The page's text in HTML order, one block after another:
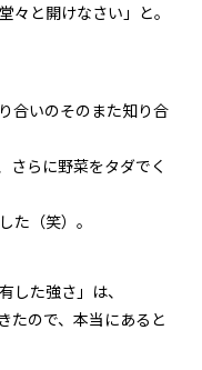
々と開けなさい」と。
合いのそのまた知り合
さらに野菜をタダでく
た（笑）。
した強さ」は、
たので、本当にあると